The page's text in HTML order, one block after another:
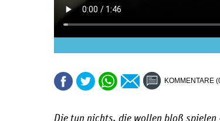
KOMMENTARE
Die tun nichts, die wollen bloß spielen